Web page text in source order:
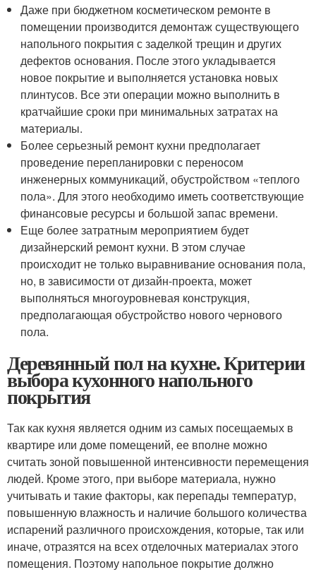
Даже при бюджетном косметическом ремонте в
помещении производится демонтаж существующего
напольного покрытия с заделкой трещин и других
дефектов основания. После этого укладывается
новое покрытие и выполняется установка новых
плинтусов. Все эти операции можно выполнить в
кратчайшие сроки при минимальных затратах на
материалы.
Более серьезный ремонт кухни предполагает
проведение перепланировки с переносом
инженерных коммуникаций, обустройством «теплого
пола». Для этого необходимо иметь соответствующие
финансовые ресурсы и большой запас времени.
Еще более затратным мероприятием будет
дизайнерский ремонт кухни. В этом случае
происходит не только выравнивание основания пола,
но, в зависимости от дизайн-проекта, может
выполняться многоуровневая конструкция,
предполагающая обустройство нового чернового
пола.
Деревянный пол на кухне. Критерии
выбора кухонного напольного
покрытия
Так как кухня является одним из самых посещаемых в
квартире или доме помещений, ее вполне можно
считать зоной повышенной интенсивности перемещения
людей. Кроме этого, при выборе материала, нужно
учитывать и такие факторы, как перепады температур,
повышенную влажность и наличие большого количества
испарений различного происхождения, которые, так или
иначе, отразятся на всех отделочных материалах этого
помещения. Поэтому напольное покрытие должно